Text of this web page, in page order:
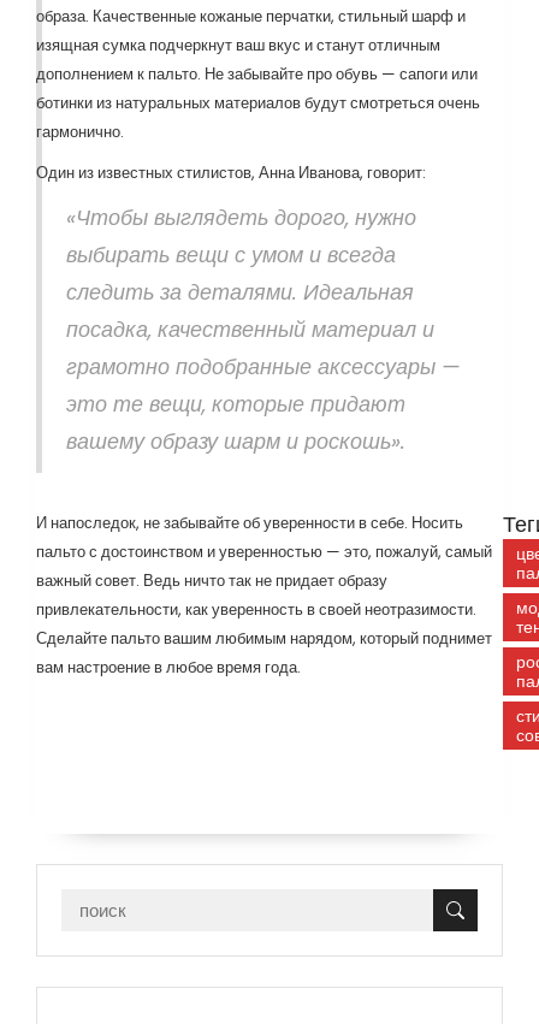
образа. Качественные кожаные перчатки, стильный шарф и
изящная сумка подчеркнут ваш вкус и станут отличным
дополнением к пальто. Не забывайте про обувь — сапоги или
ботинки из натуральных материалов будут смотреться очень
гармонично.
Один из известных стилистов, Анна Иванова, говорит:
«Чтобы выглядеть дорого, нужно
выбирать вещи с умом и всегда
следить за деталями. Идеальная
посадка, качественный материал и
грамотно подобранные аксессуары —
это те вещи, которые придают
вашему образу шарм и роскошь».
И напоследок, не забывайте об уверенности в себе. Носить
пальто с достоинством и уверенностью — это, пожалуй, самый
важный совет. Ведь ничто так не придает образу
привлекательности, как уверенность в своей неотразимости.
Сделайте пальто вашим любимым нарядом, который поднимет
вам настроение в любое время года.